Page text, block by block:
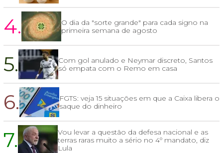
4.
O dia da "sorte grande" para cada signo na
primeira semana de agosto
5.
Com gol anulado e Neymar discreto, Santos
só empata com o Remo em casa
6.
FGTS: veja 15 situações em que a Caixa libera o
saque do dinheiro
7.
Vou levar a questão da defesa nacional e as
terras raras muito a sério no 4º mandato, diz
Lula